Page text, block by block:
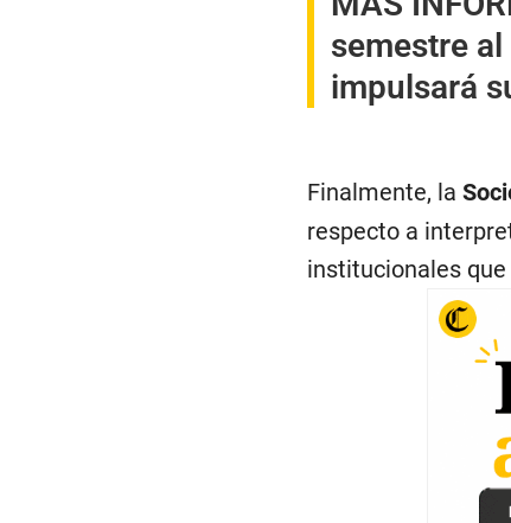
semestre
impulsará
Finalmente, la
respecto a
institucionales